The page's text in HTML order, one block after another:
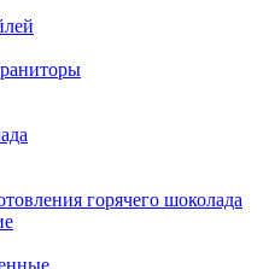
горячего шоколада